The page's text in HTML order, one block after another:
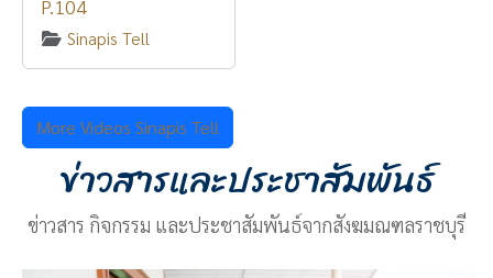
P.104
Sinapis Tell
More Videos Sinapis Tell
ข่าวสารและประชาสัมพันธ์
ข่าวสาร กิจกรรม และประชาสัมพันธ์จากสังฆมณฑลราชบุรี